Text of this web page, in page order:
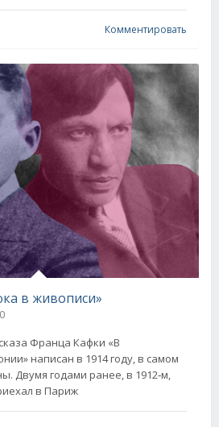
Комментировать
в живописи»
0
Франца Кафки «В
написан в 1914 году, в самом
Двумя годами ранее, в 1912‑м,
в Париж